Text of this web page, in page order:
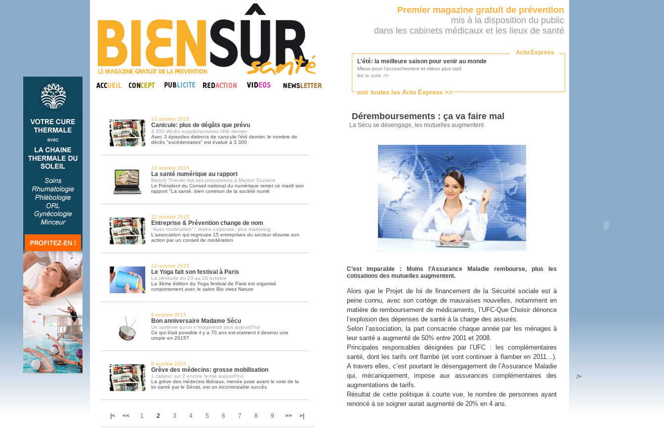
Premier magazine gratuit de prévention
mis à la disposition du public
dans les cabinets médicaux et les lieux de santé
Actu Express
voir toutes les Actu Express >>
L'été: la meilleure saison pour venir au monde
Mieux pour l'accouchement et mieux plus tard
lire la suite >>
Consultés par l'Ordre des médecins, pas par le ministère...
lire la suite >>
Une campagne de pub pour aimer son médecin
La pub au service des praticiens?
lire la suite >>
DMP, l'Arlésienne va devenir réalité
Déploiement prévu au 4ème trimestre 2016
lire la suite >>
Soins palliatifs: 40 millions de plus en 2016
La journée mondiale des soins palliatifs n'a pas été inutile
12 octobre 2015
Canicule: plus de dégâts que prévu
3 300 décès supplémentaires l'été dernier
Avec 3 épisodes distincts de canicule l'été dernier, le nombre de
décès "excédentaires" est évalué à 3 300
12 octobre 2015
La santé numérique au rapport
Benoît Thieulin fait ses propositions à Marisol Touraine
Le Président du Conseil national du numérique remet ce mardi son
rapport "La santé, bien commun de la société numé
12 octobre 2015
Entreprise & Prévention change de nom
"Avec modération":: moins corporate, plus marketing
L'association qui regroupe 15 entreprises du secteur résume son
action par un conseil de modération
12 octobre 2015
Le Yoga fait son festival à Paris
La zénitude du 23 au 26 octobre
La 3ème édition du Yoga festival de Paris est organisé
conjointement avec le salon Bio vivez Nature
6 octobre 2015
Bon anniversaire Madame Sécu
Un système qu'on n'imaginerait plus aujourd'hui
Ce qui était possible il y a 70 ans est-vraiment il devenu une
utopie en 2015?
6 octobre 2015
Grève des médecins: grosse mobilisation
1 cabinet sur 2 encore fermé aujourd'hui
La grève des médecins libéraux, menée juste avant le vote de la
loi santé par le Sénat, est un incontestable succès
|< << 1 2 3 4 5 6 7 8 9 >> >|
Déremboursements : ça va faire mal
La Sécu se désengage, les mutuelles augmentent
C’est imparable : Moins l’Assurance Maladie rembourse, plus les
cotisations des mutuelles augmentent.
Alors que le Projet de loi de financement de la Sécurité sociale est à
peine connu, avec son cortège de mauvaises nouvelles, notamment en
matière de remboursement de médicaments, l’UFC-Que Choisir dénonce
l’explosion des dépenses de santé à la charge des assurés.
Selon l’association, la part consacrée chaque année par les ménages à
leur santé a augmenté de 50% entre 2001 et 2008.
Principales responsables désignées par l’UFC : les complémentaires
santé, dont les tarifs ont flambé (et vont continuer à flamber en 2011…).
A travers elles, c’est pourtant le désengagement de l’Assurance Maladie
qui, mécaniquement, impose aux assurances complémentaires des
augmentations de tarifs.
Résultat de cette politique à courte vue, le nombre de personnes ayant
renoncé à se soigner aurait augmenté de 20% en 4 ans.
/>